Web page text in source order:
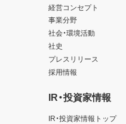
経営コンセプト
事業分野
社会・環境活動
社史
プレスリリース
採用情報
IR・投資家情報
IR・投資家情報トップ